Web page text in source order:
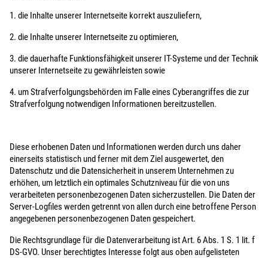
1. die Inhalte unserer Internetseite korrekt auszuliefern,
2. die Inhalte unserer Internetseite zu optimieren,
3. die dauerhafte Funktionsfähigkeit unserer IT-Systeme und der Technik
unserer Internetseite zu gewährleisten sowie
4. um Strafverfolgungsbehörden im Falle eines Cyberangriffes die zur
Strafverfolgung notwendigen Informationen bereitzustellen.
Diese erhobenen Daten und Informationen werden durch uns daher
einerseits statistisch und ferner mit dem Ziel ausgewertet, den
Datenschutz und die Datensicherheit in unserem Unternehmen zu
erhöhen, um letztlich ein optimales Schutzniveau für die von uns
verarbeiteten personenbezogenen Daten sicherzustellen. Die Daten der
Server-Logfiles werden getrennt von allen durch eine betroffene Person
angegebenen personenbezogenen Daten gespeichert.
Die Rechtsgrundlage für die Datenverarbeitung ist Art. 6 Abs. 1 S. 1 lit. f
DS-GVO. Unser berechtigtes Interesse folgt aus oben aufgelisteten